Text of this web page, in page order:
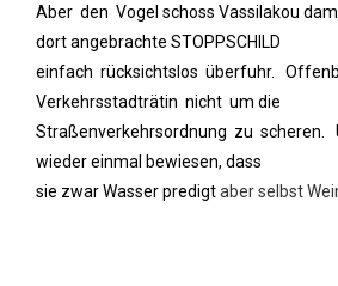
Aber den Vogel schoss Vassilakou
dort angebrachte STOPPSCHILD
einfach rücksichtslos überfuhr.
Verkehrsstadträtin nicht um die
Straßenverkehrsordnung zu scheren.
wieder einmal bewiesen, dass
sie zwar Wasser predigtaber selbst